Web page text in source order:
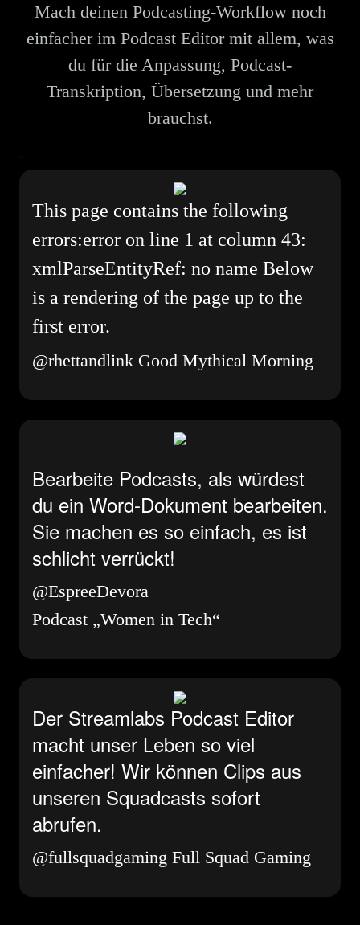
Mach deinen Podcasting-Workflow noch
einfacher im Podcast Editor mit allem, was
du für die Anpassung, Podcast-
Transkription, Übersetzung und mehr
brauchst.
This page contains the following
errors:error on line 1 at column 43:
xmlParseEntityRef: no name Below
is a rendering of the page up to the
first error.
@rhettandlink Good Mythical Morning
Bearbeite Podcasts, als würdest
du ein Word-Dokument bearbeiten.
Sie machen es so einfach, es ist
schlicht verrückt!
@EspreeDevora
Podcast „Women in Tech“
Der Streamlabs Podcast Editor
macht unser Leben so viel
einfacher! Wir können Clips aus
unseren Squadcasts sofort
abrufen.
@fullsquadgaming Full Squad Gaming